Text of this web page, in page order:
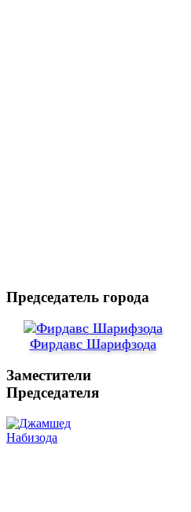
Председатель города
Фирдавс Шарифзода
Заместители
Председателя